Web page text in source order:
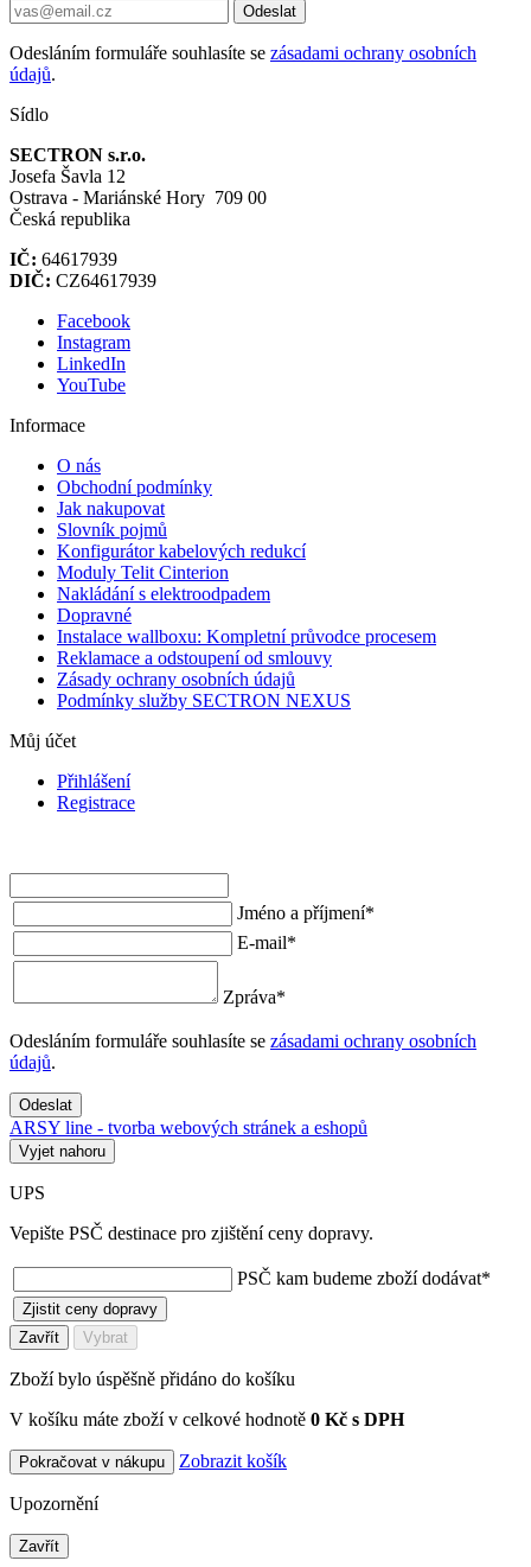
Odeslat
Odesláním formuláře souhlasíte se zásadami ochrany osobních
údajů.
Sídlo
SECTRON s.r.o.
Josefa Šavla 12
Ostrava - Mariánské Hory 709 00
Česká republika
IČ: 64617939
DIČ: CZ64617939
Facebook
Instagram
LinkedIn
YouTube
Informace
O nás
Obchodní podmínky
Jak nakupovat
Slovník pojmů
Konfigurátor kabelových redukcí
Moduly Telit Cinterion
Nakládání s elektroodpadem
Dopravné
Instalace wallboxu: Kompletní průvodce procesem
Reklamace a odstoupení od smlouvy
Zásady ochrany osobních údajů
Podmínky služby SECTRON NEXUS
Můj účet
Přihlášení
Registrace
Jméno a příjmení*
E-mail*
Zpráva*
Odesláním formuláře souhlasíte se zásadami ochrany osobních
údajů.
Odeslat
ARSY line - tvorba webových stránek a eshopů
Vyjet nahoru
UPS
Vepište PSČ destinace pro zjištění ceny dopravy.
PSČ kam budeme zboží dodávat*
Zjistit ceny dopravy
Zavřít
Vybrat
Zboží bylo úspěšně přidáno do košíku
V košíku máte zboží v celkové hodnotě 0 Kč s DPH
Pokračovat v nákupu Zobrazit košík
Upozornění
Zavřít